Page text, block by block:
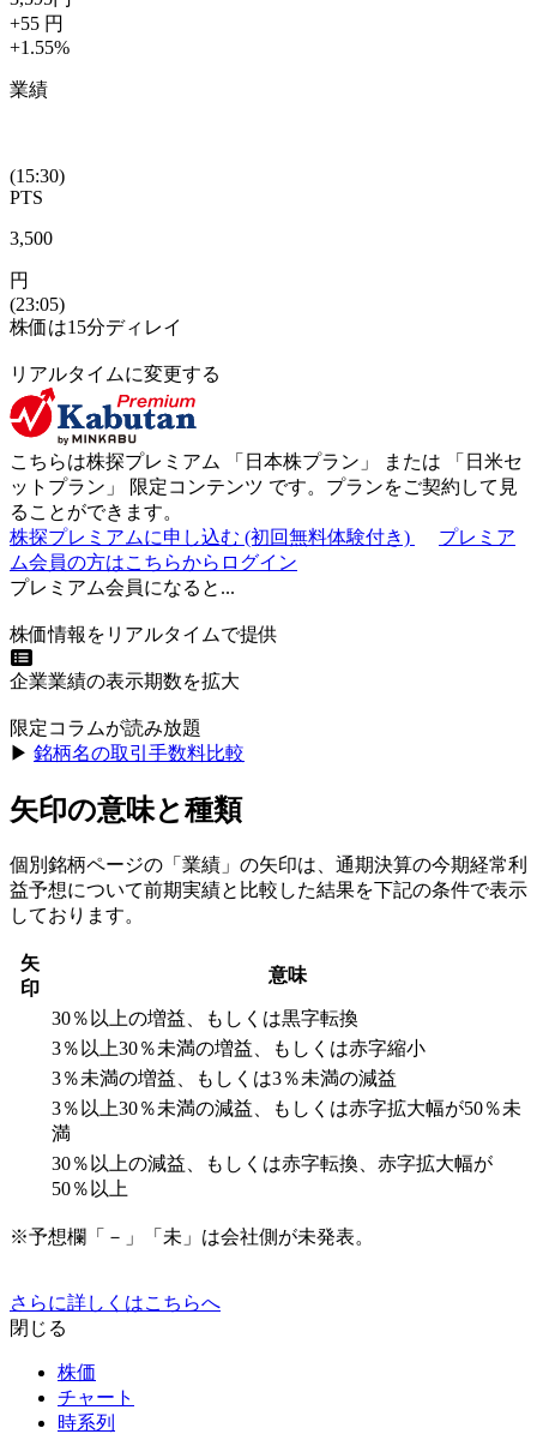
+55 円
+1.55%
業績
(15:30)
PTS
3,500
円
(23:05)
株価は15分ディレイ
リアルタイムに変更する
こちらは株探プレミアム 「 日本株プラン 」 または 「 日米セ
ットプラン 」 限定コンテンツ です。プランをご契約して見
ることができます。
株探プレミアムに申し込む (初回無料体験付き)
プレミア
ム会員の方はこちらからログイン
プレミアム会員になると...
株価情報をリアルタイムで提供
企業業績の表示期数を拡大
限定コラムが読み放題
▶︎ 銘柄名の取引手数料比較
矢印の意味と種類
個別銘柄ページの「業績」の矢印は、通期決算の今期経常利
益予想について前期実績と比較した結果を下記の条件で表示
しております。
矢
印
意味
30％以上の増益、もしくは黒字転換
3％以上30％未満の増益、もしくは赤字縮小
3％未満の増益、もしくは3％未満の減益
3％以上30％未満の減益、もしくは赤字拡大幅が50％未
満
30％以上の減益、もしくは赤字転換、赤字拡大幅が
50％以上
※予想欄「－」「未」は会社側が未発表。
さらに詳しくはこちらへ
閉じる
株価
チャート
時系列